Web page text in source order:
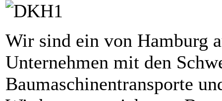
Wir sind ein von Hamburg
Unternehmen mit den
Baumaschinentransporte